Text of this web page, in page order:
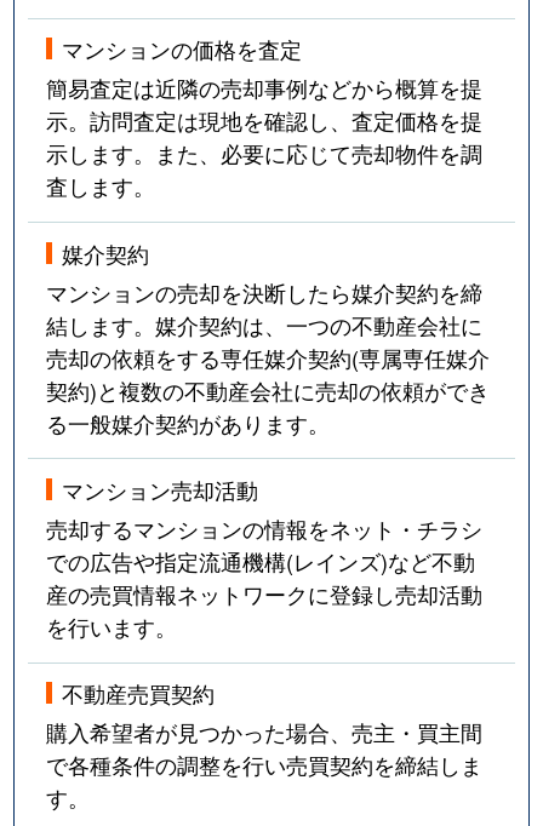
マンションの価格を査定
簡易査定は近隣の売却事例などから概算を提
示。訪問査定は現地を確認し、査定価格を提
示します。また、必要に応じて売却物件を調
査します。
媒介契約
マンションの売却を決断したら媒介契約を締
結します。媒介契約は、一つの不動産会社に
売却の依頼をする専任媒介契約(専属専任媒介
契約)と複数の不動産会社に売却の依頼ができ
る一般媒介契約があります。
マンション売却活動
売却するマンションの情報をネット・チラシ
での広告や指定流通機構(レインズ)など不動
産の売買情報ネットワークに登録し売却活動
を行います。
不動産売買契約
購入希望者が見つかった場合、売主・買主間
で各種条件の調整を行い売買契約を締結しま
す。